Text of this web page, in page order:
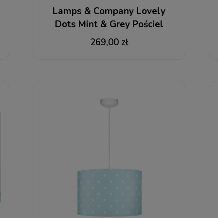
Lamps & Company Lovely
Dots Mint & Grey Pościel
dziecięca 100x135
269,00 zł